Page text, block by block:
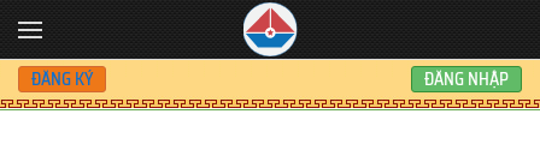
Skip to main content
ĐĂNG KÝ ĐĂNG NHẬP